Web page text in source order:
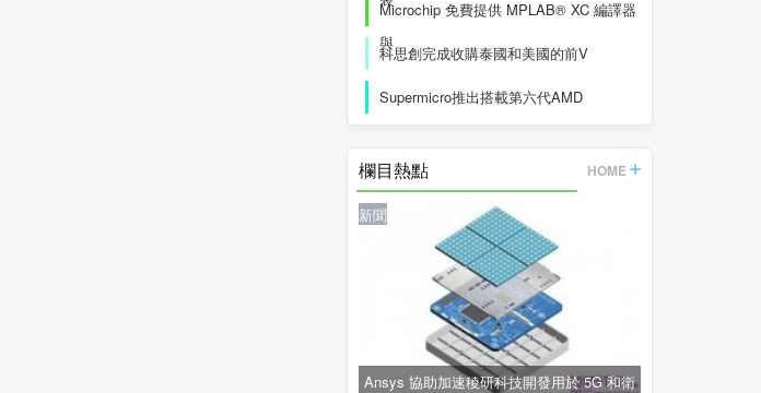
Microchip 免費提供 MPLAB® XC 編譯器
與
科思創完成收購泰國和美國的前V
Supermicro推出搭載第六代AMD
EPYC™
欄目熱點 HOME
新聞
Ansys 協助加速稜研科技開發用於 5G 和衛